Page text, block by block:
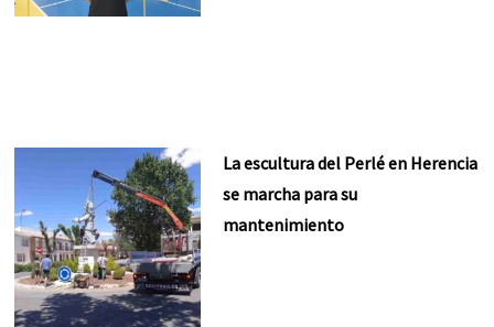
La escultura del Perlé en Herencia
se marcha para su
mantenimiento